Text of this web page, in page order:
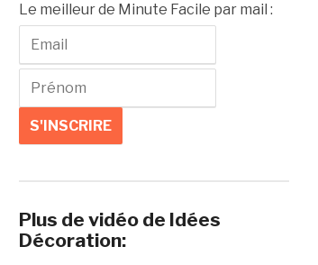
Le meilleur de Minute Facile par mail :
Plus de vidéo de Idées
Décoration: